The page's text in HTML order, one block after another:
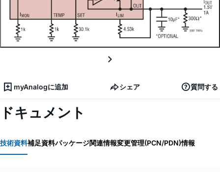
myAnalogに追加 シェア 質問する
ドキュメント
技術資料補足資料パッケージ関連情報変更管理(PCN/PDN)情報